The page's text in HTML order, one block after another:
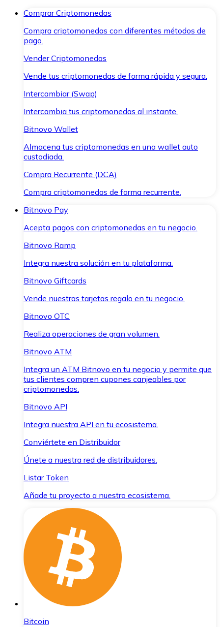
Comprar Criptomonedas
Compra criptomonedas con diferentes métodos de
pago.
Vender Criptomonedas
Vende tus criptomonedas de forma rápida y segura.
Intercambiar (Swap)
Intercambia tus criptomonedas al instante.
Bitnovo Wallet
Almacena tus criptomonedas en una wallet auto
custodiada.
Compra Recurrente (DCA)
Compra criptomonedas de forma recurrente.
Bitnovo Pay
Acepta pagos con criptomonedas en tu negocio.
Bitnovo Ramp
Integra nuestra solución en tu plataforma.
Bitnovo Giftcards
Vende nuestras tarjetas regalo en tu negocio.
Bitnovo OTC
Realiza operaciones de gran volumen.
Bitnovo ATM
Integra un ATM Bitnovo en tu negocio y permite que
tus clientes compren cupones canjeables por
criptomonedas.
Bitnovo API
Integra nuestra API en tu ecosistema.
Conviértete en Distribuidor
Únete a nuestra red de distribuidores.
Listar Token
Añade tu proyecto a nuestro ecosistema.
Bitcoin